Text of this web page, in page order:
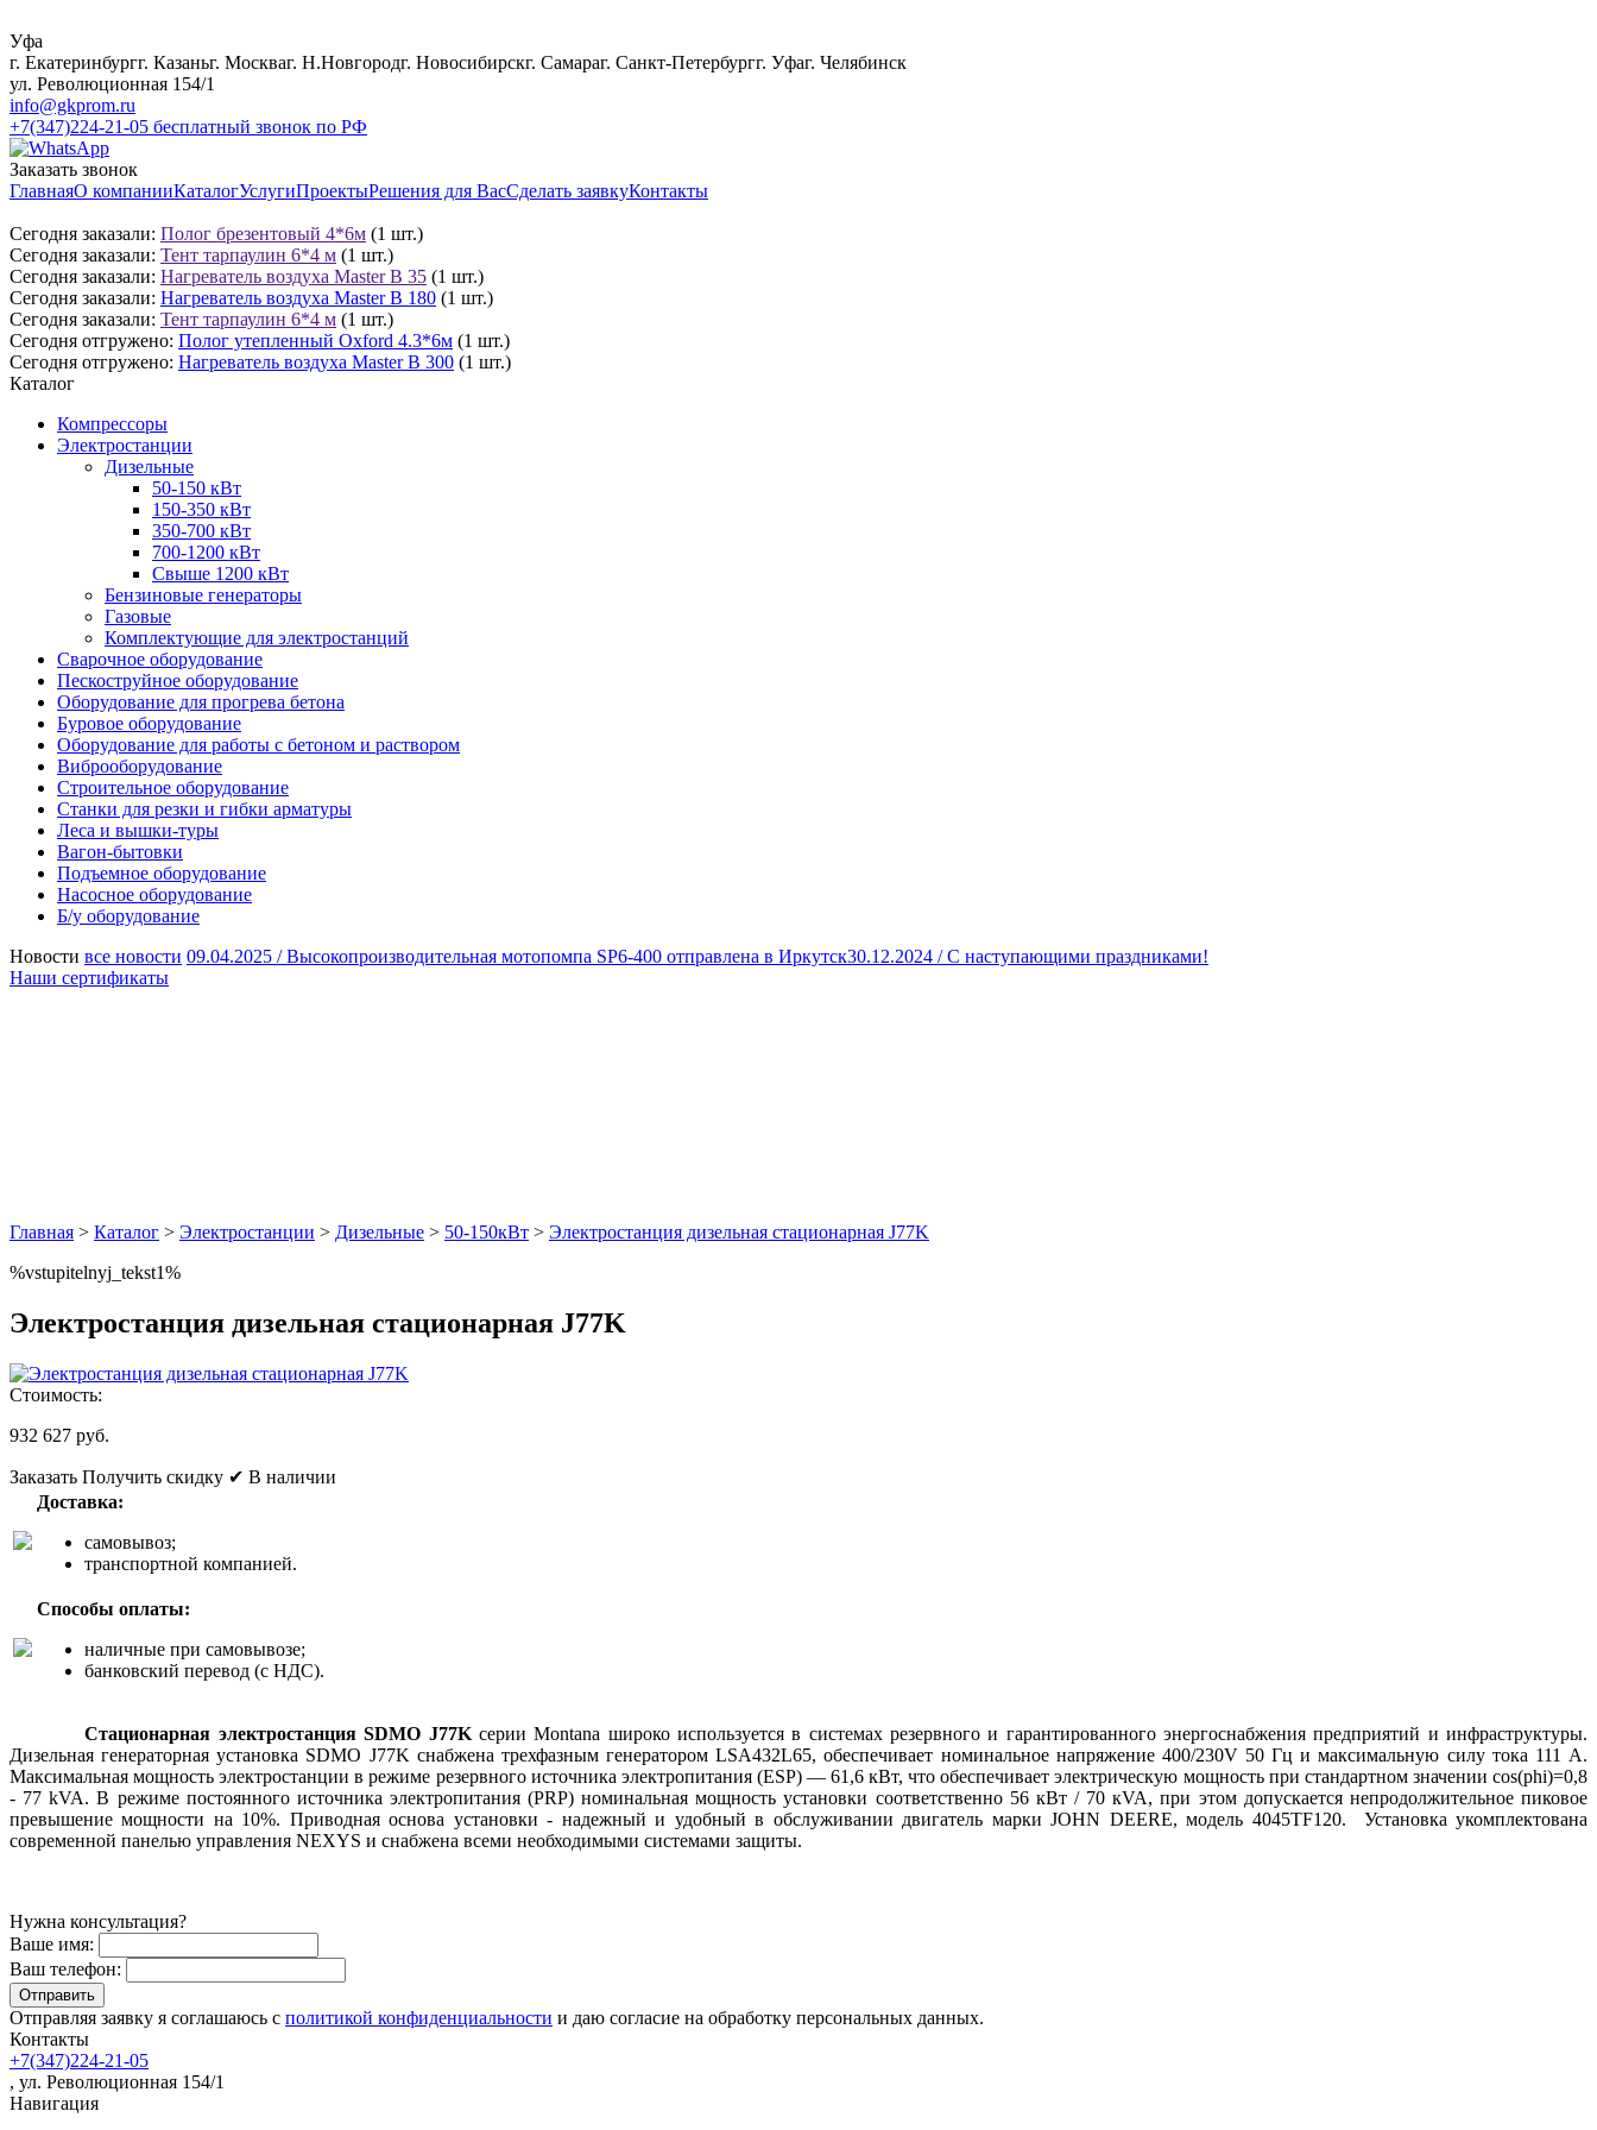
Уфа
г. Екатеринбургг. Казаньг. Москваг. Н.Новгородг. Новосибирскг. Самараг. Санкт-Петербургг. Уфаг. Челябинск
ул. Революционная 154/1
info@gkprom.ru
+7(347)224-21-05 бесплатный звонок по РФ
Заказать звонок
ГлавнаяО компанииКаталогУслугиПроектыРешения для ВасСделать заявкуКонтакты
Сегодня заказали: Полог брезентовый 4*6м (1 шт.)
Сегодня заказали: Тент тарпаулин 6*4 м (1 шт.)
Сегодня заказали: Нагреватель воздуха Master B 35 (1 шт.)
Сегодня заказали: Нагреватель воздуха Master B 180 (1 шт.)
Сегодня заказали: Тент тарпаулин 6*4 м (1 шт.)
Сегодня отгружено: Полог утепленный Oxford 4.3*6м (1 шт.)
Сегодня отгружено: Нагреватель воздуха Master B 300 (1 шт.)
Каталог
Компрессоры
Электростанции
Дизельные
50-150 кВт
150-350 кВт
350-700 кВт
700-1200 кВт
Свыше 1200 кВт
Бензиновые генераторы
Газовые
Комплектующие для электростанций
Сварочное оборудование
Пескоструйное оборудование
Оборудование для прогрева бетона
Буровое оборудование
Оборудование для работы с бетоном и раствором
Виброоборудование
Строительное оборудование
Станки для резки и гибки арматуры
Леса и вышки-туры
Вагон-бытовки
Подъемное оборудование
Насосное оборудование
Б/у оборудование
Новости все новости 09.04.2025 /Высокопроизводительная мотопомпа SP6-400 отправлена в Иркутск30.12.2024 /С наступающими праздниками!
Наши сертификаты
Главная > Каталог > Электростанции > Дизельные > 50-150кВт > Электростанция дизельная стационарная J77K
%vstupitelnyj_tekst1%
Электростанция дизельная стационарная J77K
Стоимость:
932 627 руб.
Заказать Получить скидку ✔ В наличии
Доставка:
самовывоз;
транспортной компанией.
Способы оплаты:
наличные при самовывозе;
банковский перевод (с НДС).
Стационарная электростанция SDMO J77K серии Montana широко используется в системах резервного и гарантированного энергоснабжения предприятий и инфраструктуры.
Дизельная генераторная установка SDMO J77K снабжена трехфазным генератором LSA432L65, обеспечивает номинальное напряжение 400/230V 50 Гц и максимальную силу тока 111 А.
Максимальная мощность электростанции в режиме резервного источника электропитания (ESP) — 61,6 кВт, что обеспечивает электрическую мощность при стандартном значении cos(phi)=0,8
- 77 kVA. В режиме постоянного источника электропитания (PRP) номинальная мощность установки соответственно 56 кВт / 70 кVA, при этом допускается непродолжительное пиковое
превышение мощности на 10%. Приводная основа установки - надежный и удобный в обслуживании двигатель марки JOHN DEERE, модель 4045TF120. Установка укомплектована
современной панелью управления NEXYS и снабжена всеми необходимыми системами защиты.
Нужна консультация?
Ваше имя:
Ваш телефон:
Отправляя заявку я соглашаюсь с политикой конфиденциальности и даю согласие на обработку персональных данных.
Контакты
+7(347)224-21-05
, ул. Революционная 154/1
Навигация